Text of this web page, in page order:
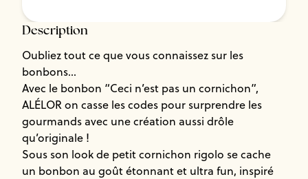
Description
Oubliez tout ce que vous connaissez sur les
bonbons…
Avec le bonbon “Ceci n’est pas un cornichon”,
ALÉLOR on casse les codes pour surprendre les
gourmands avec une création aussi drôle
qu’originale !
Sous son look de petit cornichon rigolo se cache
un bonbon au goût étonnant et ultra fun, inspiré